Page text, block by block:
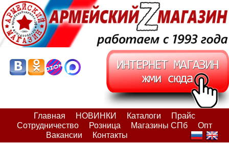
Главная НОВИНКИ Каталоги
Прайс
Сотрудничество
Розница Магазины СПб
Опт
Вакансии
Контакты